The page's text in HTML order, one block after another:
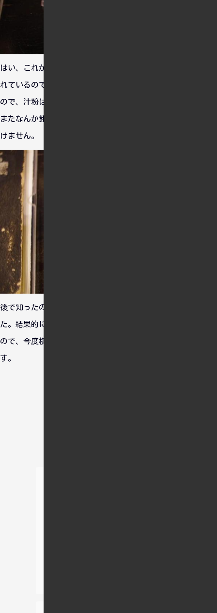
はい、これがその汁粉です。汁粉は出撃した夜に乗組員に配ら
れているのですが、当時は小豆も砂糖も入手困難な状態だった
ので、汁粉はとても喜ばれたようです。
またなんか餓えたオオカミ達がのぞいていますが気にしては行
けません。
後で知ったのですが、この限定汁粉、お値段はなんと無料でし
た。結果的にタダで汁粉だけ食べにきた感じになってしまった
ので、今度横須賀に来た時は信濃さんで食事をしたいと思いま
す。